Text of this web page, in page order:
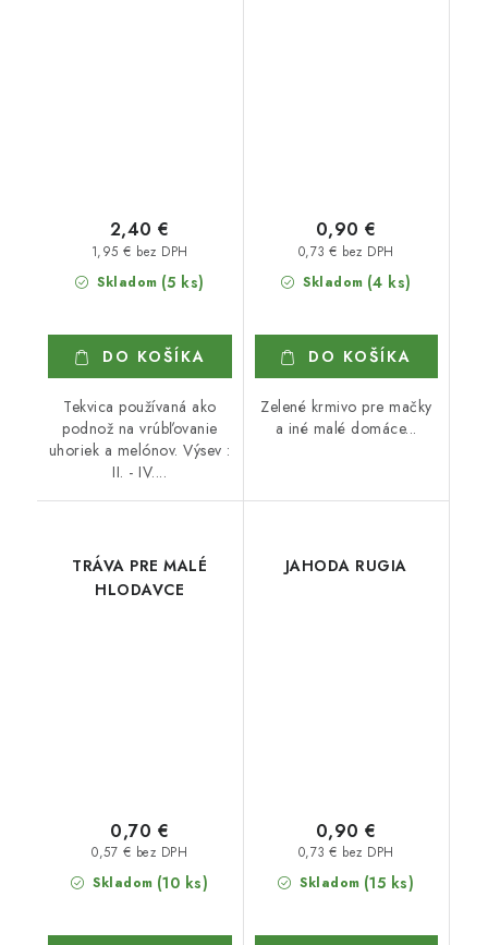
Skladom (5 ks)
1,95 € bez DPH
2,40 €
DO KOŠÍKA
Tekvica používaná ako
podnož na vrúbľovanie
uhoriek a melónov. Výsev :
II. - IV....
Skladom (4 ks)
0,73 € bez DPH
0,90 €
DO KOŠÍKA
Zelené krmivo pre mačky
a iné malé domáce...
TRÁVA PRE MALÉ
HLODAVCE
Skladom (10 ks)
0,57 € bez DPH
0,70 €
JAHODA RUGIA
Skladom (15 ks)
0,73 € bez DPH
0,90 €